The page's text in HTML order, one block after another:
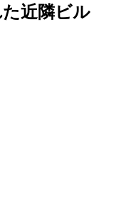
近隣ビル